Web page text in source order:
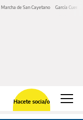
Marcha de San Cayetano García Cuerva
Hacete socia/o